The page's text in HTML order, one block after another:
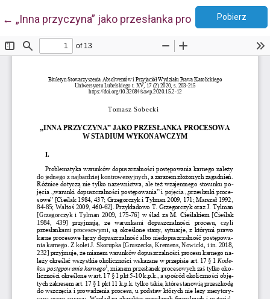
← Wróć do szczegółów artykułu
„Inna przyczyna” jako przesłanka procesowa w
Pobierz